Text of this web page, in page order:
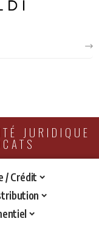
JURIDIQUE
/ Crédit